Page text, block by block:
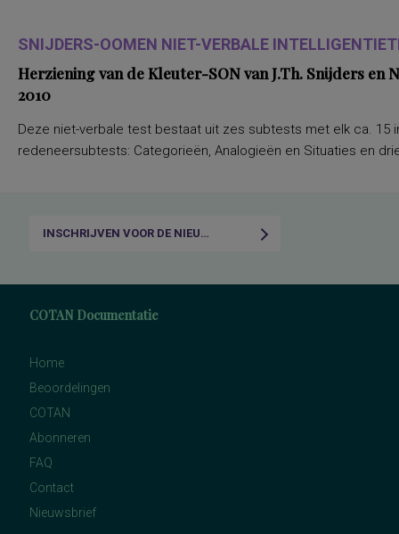
SNIJDERS-OOMEN NIET-VERBALE
Herziening van de Kleuter-SON van J.Th. Snijders en
2010
Deze niet-verbale test bestaat uit zes subtests met elk ca. 15
redeneersubtests: Categorieën, Analogieën en Situaties en
INSCHRIJVEN VOOR DE NIEUWSBRIEF
COTAN Documentatie
Home
Beoordelingen
COTAN
Abonneren
FAQ
Contact
Nieuwsbrief